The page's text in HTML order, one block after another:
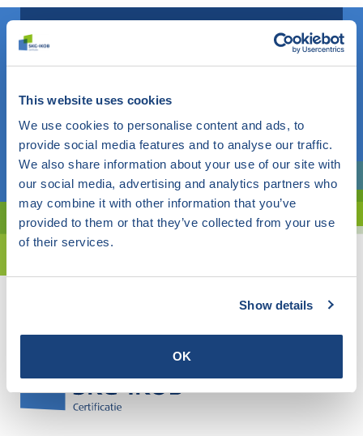
This website uses cookies
We use cookies to personalise content and ads, to
provide social media features and to analyse our traffic.
We also share information about your use of our site with
our social media, advertising and analytics partners who
may combine it with other information that you’ve
provided to them or that they’ve collected from your use
of their services.
Show details
OK
OF
Kies een onderwerp
Bent u oriënterend? Gebruik dan onze filter.